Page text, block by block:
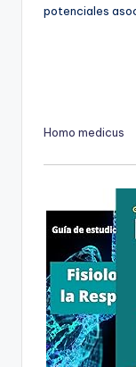
potenciales
Homo medicus